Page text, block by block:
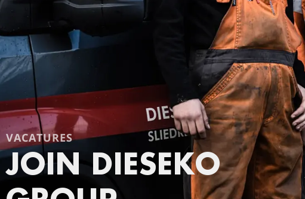
VACATURES
JOIN DIESEKO